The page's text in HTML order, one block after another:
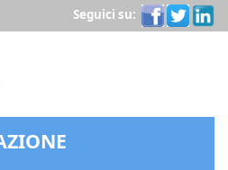
Seguici su: